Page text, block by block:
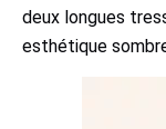
deux longues
esthétique